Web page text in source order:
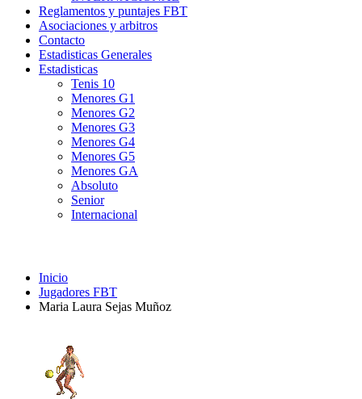
Reglamentos y puntajes FBT
Asociaciones y arbitros
Contacto
Estadisticas Generales
Estadisticas
Tenis 10
Menores G1
Menores G2
Menores G3
Menores G4
Menores G5
Menores GA
Absoluto
Senior
Internacional
Inicio
Jugadores FBT
Maria Laura Sejas Muñoz